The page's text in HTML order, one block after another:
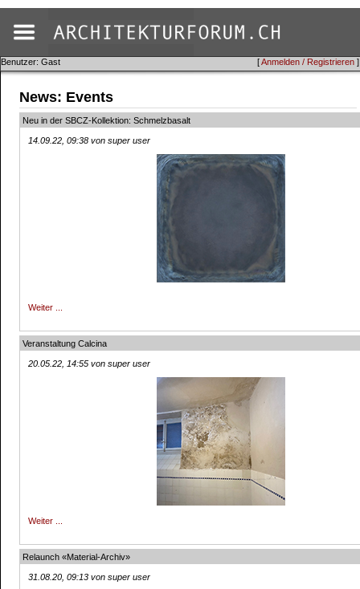
[Anmelden / Registrieren ]
Benutzer: Gast
News: Events
Neu in der SBCZ-Kollektion: Schmelzbasalt
14.09.22, 09:38 von super user
Weiter ...
Veranstaltung Calcina
20.05.22, 14:55 von super user
Weiter ...
Relaunch «Material-Archiv»
31.08.20, 09:13 von super user